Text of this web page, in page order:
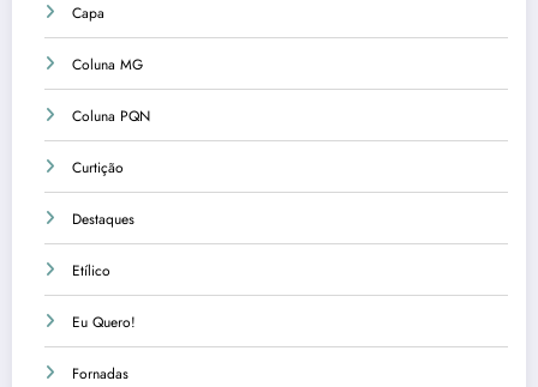
Capa
Coluna MG
Coluna PQN
Curtição
Destaques
Etílico
Eu Quero!
Fornadas